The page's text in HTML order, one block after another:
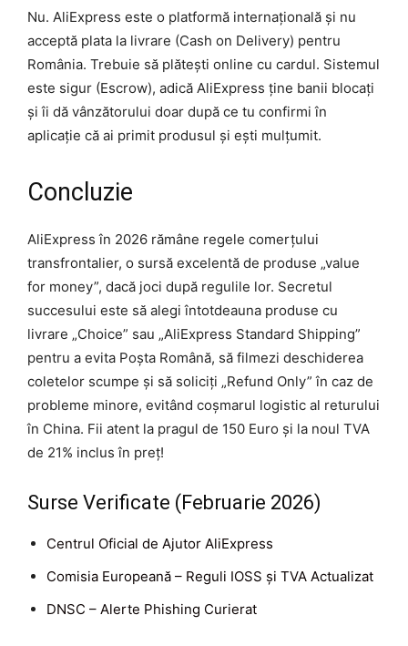
Nu. AliExpress este o platformă internațională și nu
acceptă plata la livrare (Cash on Delivery) pentru
România. Trebuie să plătești online cu cardul. Sistemul
este sigur (Escrow), adică AliExpress ține banii blocați
și îi dă vânzătorului doar după ce tu confirmi în
aplicație că ai primit produsul și ești mulțumit.
Concluzie
AliExpress în 2026 rămâne regele comerțului
transfrontalier, o sursă excelentă de produse „value
for money”, dacă joci după regulile lor. Secretul
succesului este să alegi întotdeauna produse cu
livrare „Choice” sau „AliExpress Standard Shipping”
pentru a evita Poșta Română, să filmezi deschiderea
coletelor scumpe și să soliciți „Refund Only” în caz de
probleme minore, evitând coșmarul logistic al returului
în China. Fii atent la pragul de 150 Euro și la noul TVA
de 21% inclus în preț!
Surse Verificate (Februarie 2026)
Centrul Oficial de Ajutor AliExpress
Comisia Europeană – Reguli IOSS și TVA Actualizat
DNSC – Alerte Phishing Curierat